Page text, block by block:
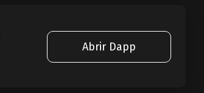
Abrir Dapp